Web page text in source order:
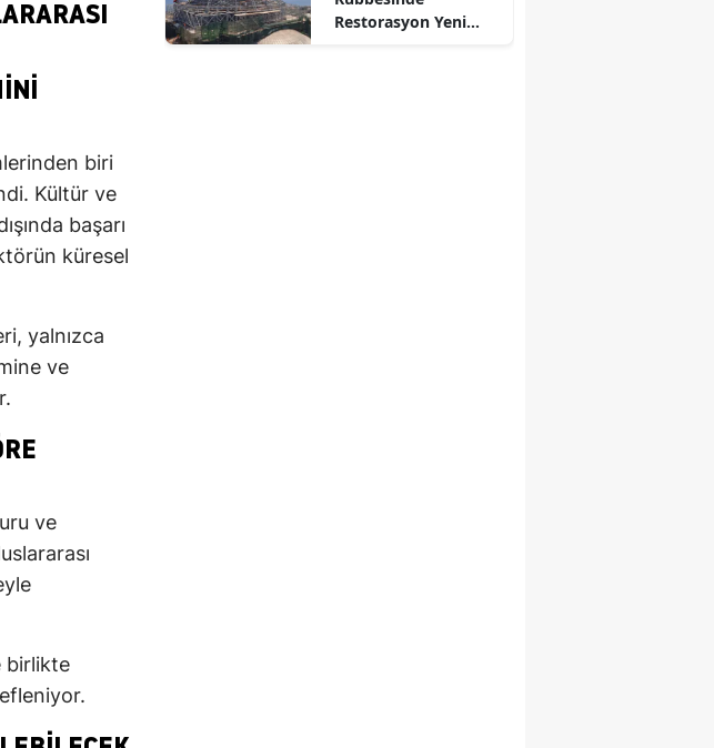
biri
Kültür ve
başarı
küresel
yalnızca
ve
ve
birlikte
Restorasyon Yeni